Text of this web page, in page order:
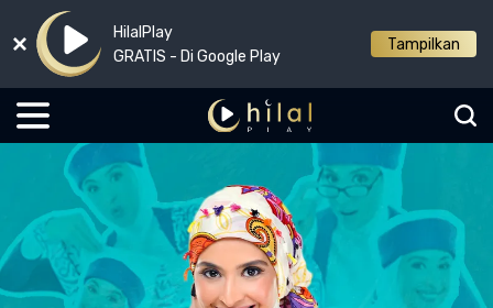
HilalPlay
GRATIS - Di Google Play
Tampilkan